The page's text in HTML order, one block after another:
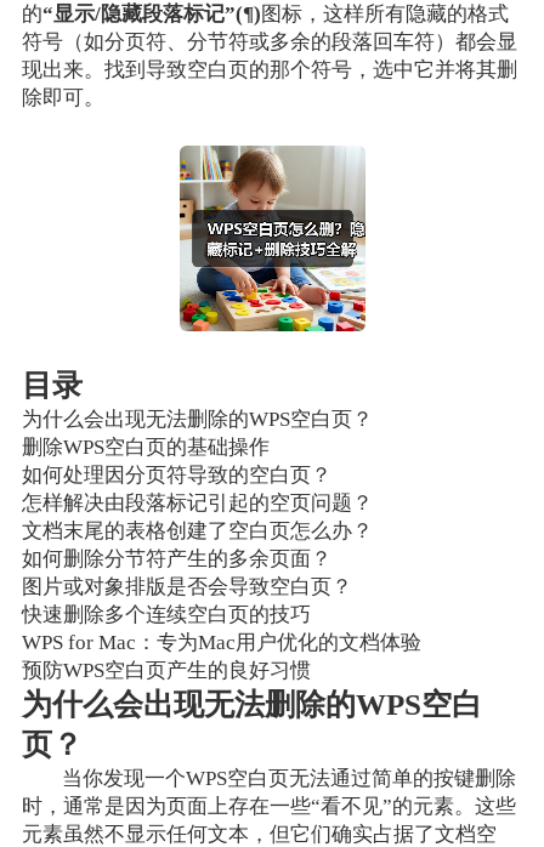
的“显示/隐藏段落标记”(¶)图标，这样所有隐藏的格式
符号（如分页符、分节符或多余的段落回车符）都会显
现出来。找到导致空白页的那个符号，选中它并将其删
除即可。
目录
为什么会出现无法删除的WPS空白页？
删除WPS空白页的基础操作
如何处理因分页符导致的空白页？
怎样解决由段落标记引起的空页问题？
文档末尾的表格创建了空白页怎么办？
如何删除分节符产生的多余页面？
图片或对象排版是否会导致空白页？
快速删除多个连续空白页的技巧
WPS for Mac：专为Mac用户优化的文档体验
预防WPS空白页产生的良好习惯
为什么会出现无法删除的WPS空白
页？
当你发现一个WPS空白页无法通过简单的按键删除
时，通常是因为页面上存在一些“看不见”的元素。这些
元素虽然不显示任何文本，但它们确实占据了文档空